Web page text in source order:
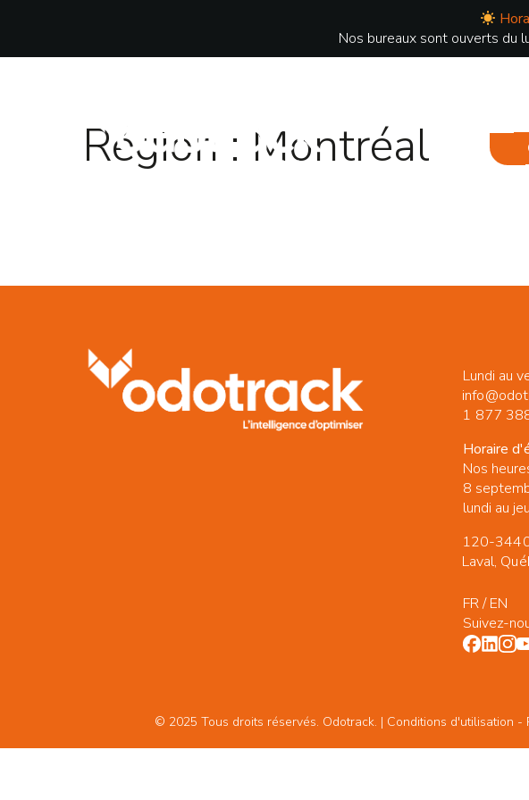
Nos bureaux sont ouverts du
Région : Montréal
Lundi au
1 877
Horaire
Nos
8
lundi au
120-
Laval,
FR/EN
Suivez-
© 2025 Tous droits réservés. Odotrack. | Conditions d'utilisation -